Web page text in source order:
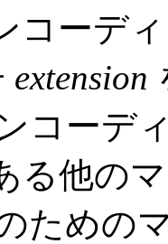
コーデ
extension
コーデ
る他の
ための